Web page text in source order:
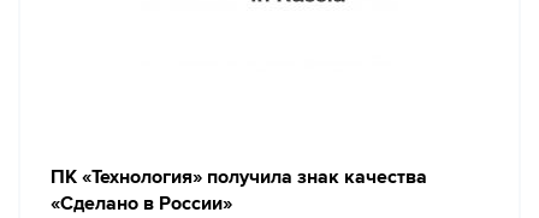
ПК «Технология» получила знак качества
«Сделано в России»